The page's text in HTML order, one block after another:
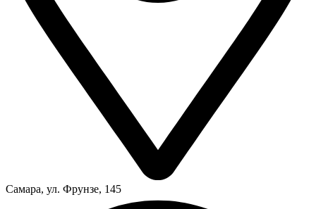
Самара, ул. Фрунзе, 145